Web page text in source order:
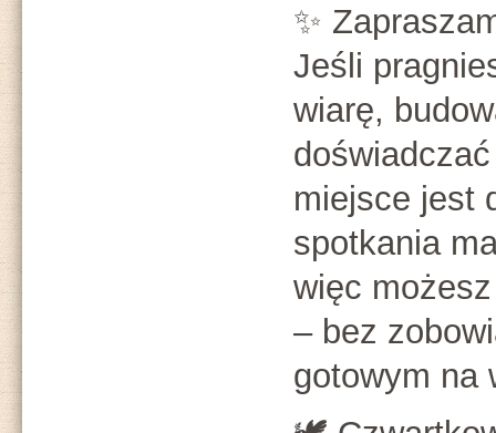
✨
Jeśli
wiarę,
miejsce jest
spotkania
więc
– bez
gotowym na